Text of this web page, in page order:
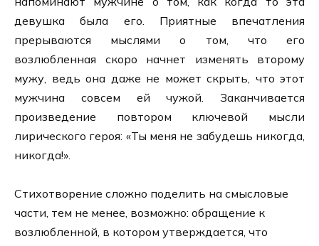
девушка была его. Приятные впечатления
прерываются мыслями о том, что его
возлюбленная скоро начнет изменять второму
мужу, ведь она даже не может скрыть, что этот
мужчина совсем ей чужой. Заканчивается
произведение повтором ключевой мысли
лирического героя: «Ты меня не забудешь никогда,
никогда!».
Стихотворение сложно поделить на смысловые
части, тем не менее, возможно: обращение к
возлюбленной, в котором утверждается, что